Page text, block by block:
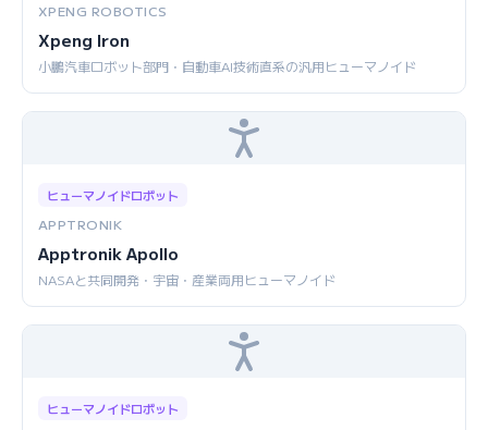
XPENG ROBOTICS
Xpeng Iron
小鵬汽車ロボット部門・自動車AI技術直系の汎用ヒューマノイド
ヒューマノイドロボット
APPTRONIK
Apptronik Apollo
NASAと共同開発・宇宙・産業両用ヒューマノイド
ヒューマノイドロボット